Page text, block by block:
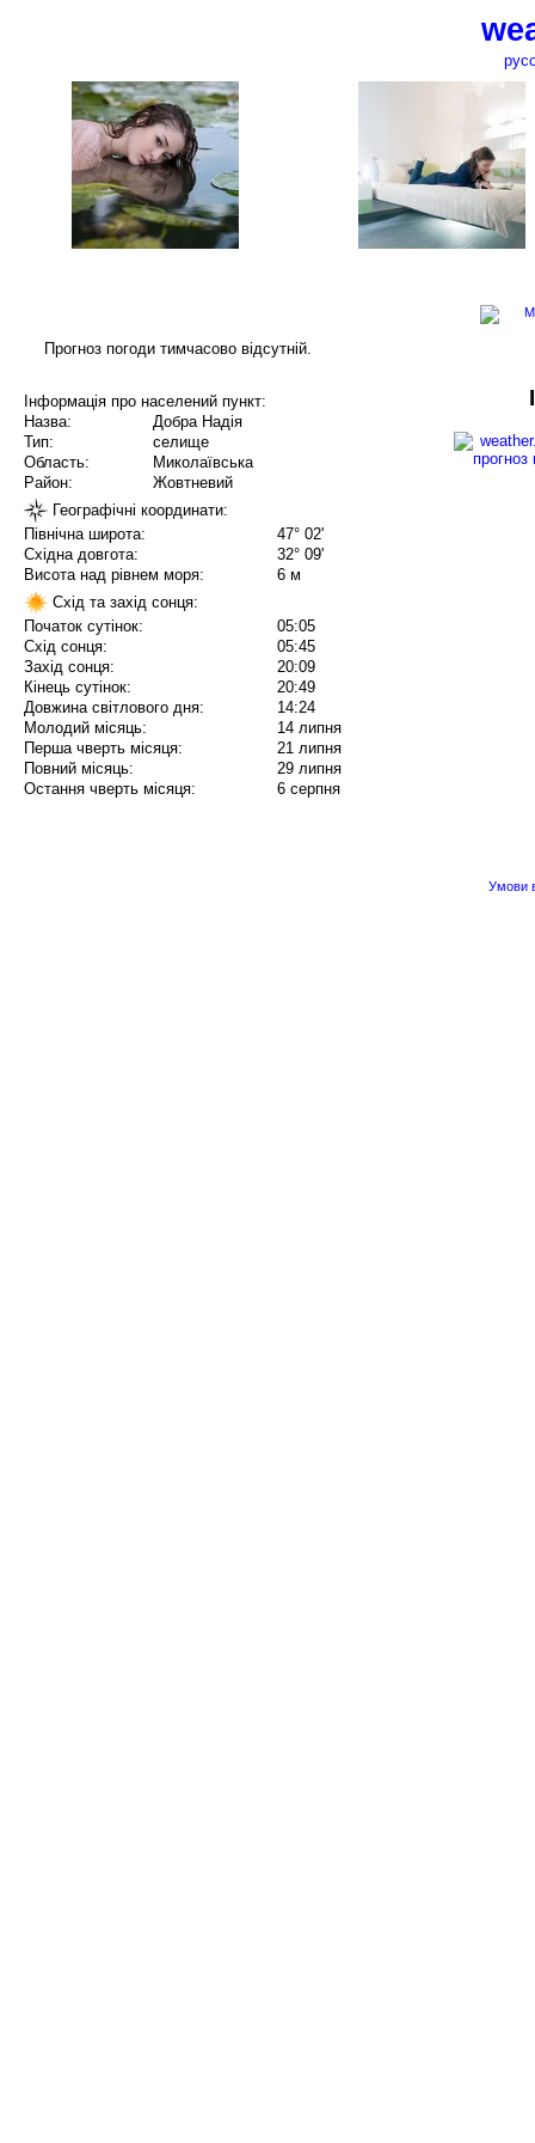
Прогноз погоди тимчасово відсутній.
Інформація про населений пункт:
Назва:
Добра Надія
Тип:
селище
Область:
Миколаївська
Район:
Жовтневий
Географічні координати:
Північна широта:
47° 02'
Східна довгота:
32° 09'
Висота над рівнем моря:
6 м
Схід та захід сонця:
Початок сутінок:
05:05
Схід сонця:
05:45
Захід сонця:
20:09
Кінець сутінок:
20:49
Довжина світлового дня:
14:24
Молодий місяць:
14 липня
Перша чверть місяця:
21 липня
Повний місяць:
29 липня
Остання чверть місяця:
6 серпня
Умови